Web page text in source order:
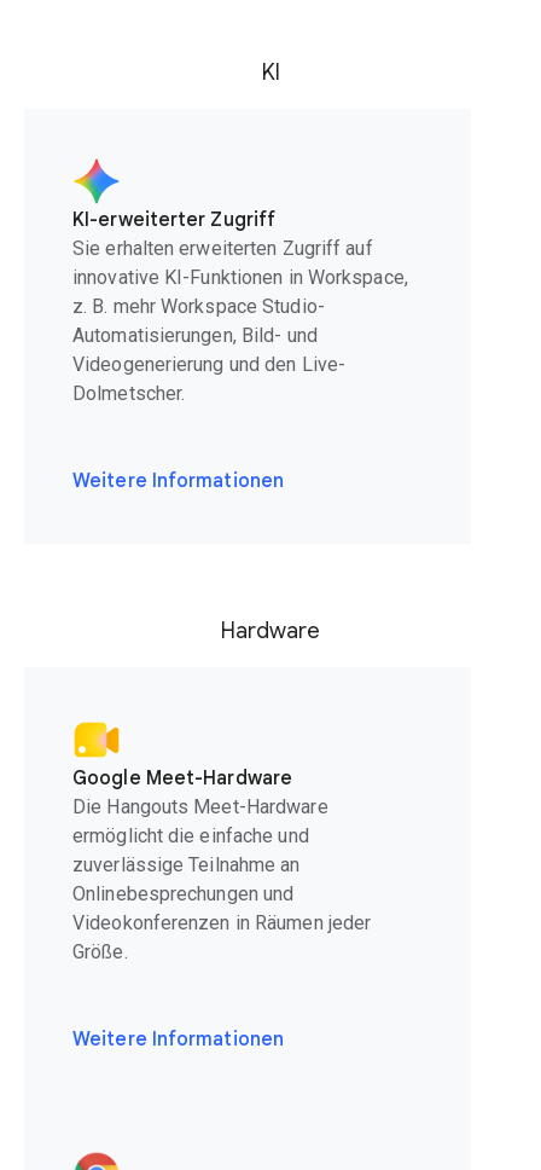
KI
KI-erweiterter Zugriff
Sie erhalten erweiterten Zugriff auf
innovative KI-Funktionen in Workspace,
z. B. mehr Workspace Studio-
Automatisierungen, Bild- und
Videogenerierung und den Live-
Dolmetscher.
Weitere Informationen
Hardware
Google Meet-Hardware
Die Hangouts Meet-Hardware
ermöglicht die einfache und
zuverlässige Teilnahme an
Onlinebesprechungen und
Videokonferenzen in Räumen jeder
Größe.
Weitere Informationen